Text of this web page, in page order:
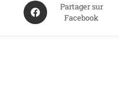
Partager sur
Facebook